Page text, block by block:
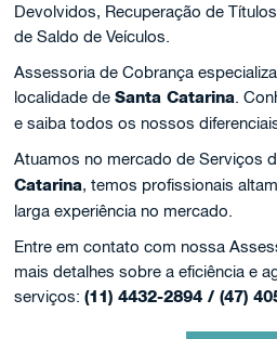
Devolvidos, Recuperação de
de Saldo de Veículos.
Assessoria de Cobrança
localidade deSanta Catarina.
e saiba todos os nossos
Atuamos no mercado de Serviços
Catarina, temos profissionais
larga experiência no mercado.
Entre em contato com nossa
mais detalhes sobre a eficiência e
serviços:(11) 4432-2894 / (47)